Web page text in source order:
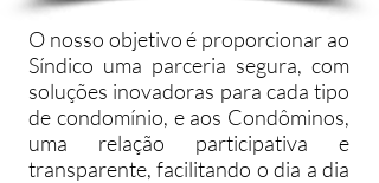
O nosso objetivo é proporcionar ao
Síndico uma parceria segura, com
soluções inovadoras para cada tipo
de condomínio, e aos Condôminos,
uma relação participativa e
transparente, facilitando o dia a dia